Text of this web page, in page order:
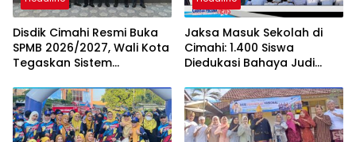
Disdik Cimahi Resmi Buka
SPMB 2026/2027, Wali Kota
Tegaskan Sistem
Jaksa Masuk Sekolah di
Cimahi: 1.400 Siswa
Diedukasi Bahaya Judi
Grooming